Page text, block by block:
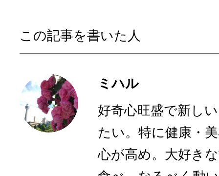
この記事を書いた人
ミハル
好奇心旺盛で新し
たい。特に健康・
心が高め。大好き